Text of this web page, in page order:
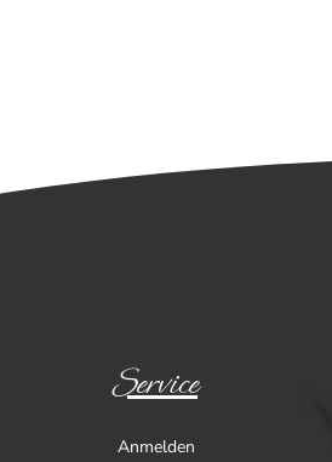
Service
Anmelden